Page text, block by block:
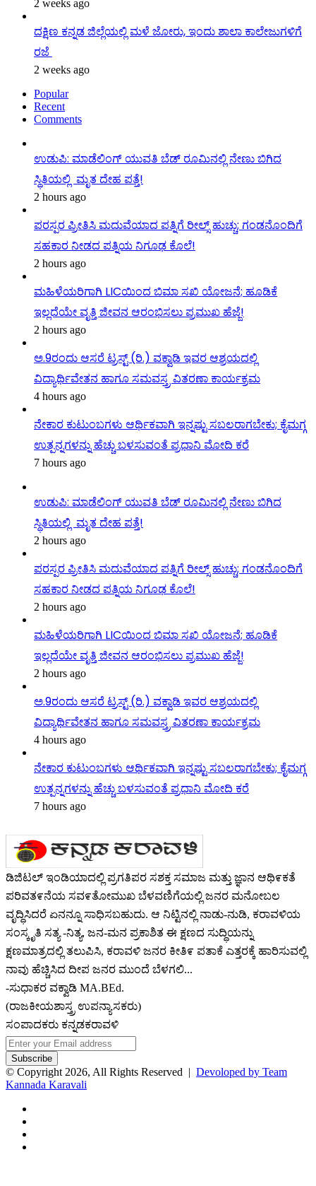
2 weeks ago
ದಕ್ಷಿಣ ಕನ್ನಡ ಜಿಲ್ಲೆಯಲ್ಲಿ ಮಳೆ ಜೋರು, ಇಂದು ಶಾಲಾ ಕಾಲೇಜುಗಳಿಗೆ
ರಜೆ
2 weeks ago
Popular
Recent
Comments
ಉಡುಪಿ: ಮಾಡೆಲಿಂಗ್ ಯುವತಿ ಬೆಡ್ ರೂಮಿನಲ್ಲಿ ನೇಣು ಬಿಗಿದ
ಸ್ಥಿತಿಯಲ್ಲಿ ಮೃತ ದೇಹ ಪತ್ತೆ!
2 hours ago
ಪರಸ್ಪರ ಪ್ರೀತಿಸಿ ಮದುವೆಯಾದ ಪತ್ನಿಗೆ ರೀಲ್ಸ್ ಹುಚ್ಚು; ಗಂಡನೊಂದಿಗೆ
ಸಹಕಾರ ನೀಡದ ಪತ್ನಿಯ ನಿಗೂಢ ಕೊಲೆ!
2 hours ago
ಮಹಿಳೆಯರಿಗಾಗಿ LICಯಿಂದ ಬಿಮಾ ಸಖಿ ಯೋಜನೆ; ಹೂಡಿಕೆ
ಇಲ್ಲದೆಯೇ ವೃತ್ತಿ ಜೀವನ ಆರಂಭಿಸಲು ಪ್ರಮುಖ ಹೆಜ್ಜೆ!
2 hours ago
ಅ.9ರಂದು ಆಸರೆ ಟ್ರಸ್ಟ್ (ರಿ.) ವಕ್ವಾಡಿ ಇವರ ಆಶ್ರಯದಲ್ಲಿ
ವಿದ್ಯಾರ್ಥಿವೇತನ ಹಾಗೂ ಸಮವಸ್ತ್ರ ವಿತರಣಾ ಕಾರ್ಯಕ್ರಮ
4 hours ago
ನೇಕಾರ ಕುಟುಂಬಗಳು ಆರ್ಥಿಕವಾಗಿ ಇನ್ನಷ್ಟು ಸಬಲರಾಗಬೇಕು; ಕೈಮಗ್ಗ
ಉತ್ಪನ್ನಗಳನ್ನು ಹೆಚ್ಚು ಬಳಸುವಂತೆ ಪ್ರಧಾನಿ ಮೋದಿ ಕರೆ
7 hours ago
ಉಡುಪಿ: ಮಾಡೆಲಿಂಗ್ ಯುವತಿ ಬೆಡ್ ರೂಮಿನಲ್ಲಿ ನೇಣು ಬಿಗಿದ
ಸ್ಥಿತಿಯಲ್ಲಿ ಮೃತ ದೇಹ ಪತ್ತೆ!
2 hours ago
ಪರಸ್ಪರ ಪ್ರೀತಿಸಿ ಮದುವೆಯಾದ ಪತ್ನಿಗೆ ರೀಲ್ಸ್ ಹುಚ್ಚು; ಗಂಡನೊಂದಿಗೆ
ಸಹಕಾರ ನೀಡದ ಪತ್ನಿಯ ನಿಗೂಢ ಕೊಲೆ!
2 hours ago
ಮಹಿಳೆಯರಿಗಾಗಿ LICಯಿಂದ ಬಿಮಾ ಸಖಿ ಯೋಜನೆ; ಹೂಡಿಕೆ
ಇಲ್ಲದೆಯೇ ವೃತ್ತಿ ಜೀವನ ಆರಂಭಿಸಲು ಪ್ರಮುಖ ಹೆಜ್ಜೆ!
2 hours ago
ಅ.9ರಂದು ಆಸರೆ ಟ್ರಸ್ಟ್ (ರಿ.) ವಕ್ವಾಡಿ ಇವರ ಆಶ್ರಯದಲ್ಲಿ
ವಿದ್ಯಾರ್ಥಿವೇತನ ಹಾಗೂ ಸಮವಸ್ತ್ರ ವಿತರಣಾ ಕಾರ್ಯಕ್ರಮ
4 hours ago
ನೇಕಾರ ಕುಟುಂಬಗಳು ಆರ್ಥಿಕವಾಗಿ ಇನ್ನಷ್ಟು ಸಬಲರಾಗಬೇಕು; ಕೈಮಗ್ಗ
ಉತ್ಪನ್ನಗಳನ್ನು ಹೆಚ್ಚು ಬಳಸುವಂತೆ ಪ್ರಧಾನಿ ಮೋದಿ ಕರೆ
7 hours ago
ಡಿಜಿಟಲ್ ಇಂಡಿಯಾದಲ್ಲಿ ಪ್ರಗತಿಪರ ಸಶಕ್ತ ಸಮಾಜ ಮತ್ತು ಜ್ಞಾನ ಆಥಿ೯ಕತೆ
ಪರಿವತ೯ನೆಯ ಸವ೯ತೋಮುಖ ಬೆಳವಣಿಗೆಯಲ್ಲಿ ಜನರ ಮನೋಬಲ
ವೃದ್ಧಿಸಿದರೆ ಏನನ್ನೂ ಸಾಧಿಸಬಹುದು. ಆ ನಿಟ್ಟಿನಲ್ಲಿ ನಾಡು-ನುಡಿ, ಕರಾವಳಿಯ
ಸಂಸ್ಕೃತಿ ಸತ್ಯ -ನಿತ್ಯ, ಜನ-ಮನ ಪ್ರಕಾಶಿತ ಈ ಕ್ಷಣದ ಸುದ್ಧಿಯನ್ನು
ಕ್ಷಣಮಾತ್ರದಲ್ಲಿ ತಲುಪಿಸಿ, ಕರಾವಳಿ ಜನರ ಕೀತಿ೯ ಪತಾಕೆ ಎತ್ತರಕ್ಕೆ ಹಾರಿಸುವಲ್ಲಿ
ನಾವು ಹೆಚ್ಚಿಸಿದ ದೀಪ ಜನರ ಮುಂದೆ ಬೆಳಗಲಿ...
-ಸುಧಾಕರ ವಕ್ವಾಡಿ MA.BEd.
(ರಾಜಕೀಯಶಾಸ್ತ್ರ ಉಪನ್ಯಾಸಕರು)
ಸಂಪಾದಕರು ಕನ್ನಡಕರಾವಳಿ
Enter
your
Email
address
© Copyright 2026, All Rights Reserved | Devoloped by Team
Kannada Karavali